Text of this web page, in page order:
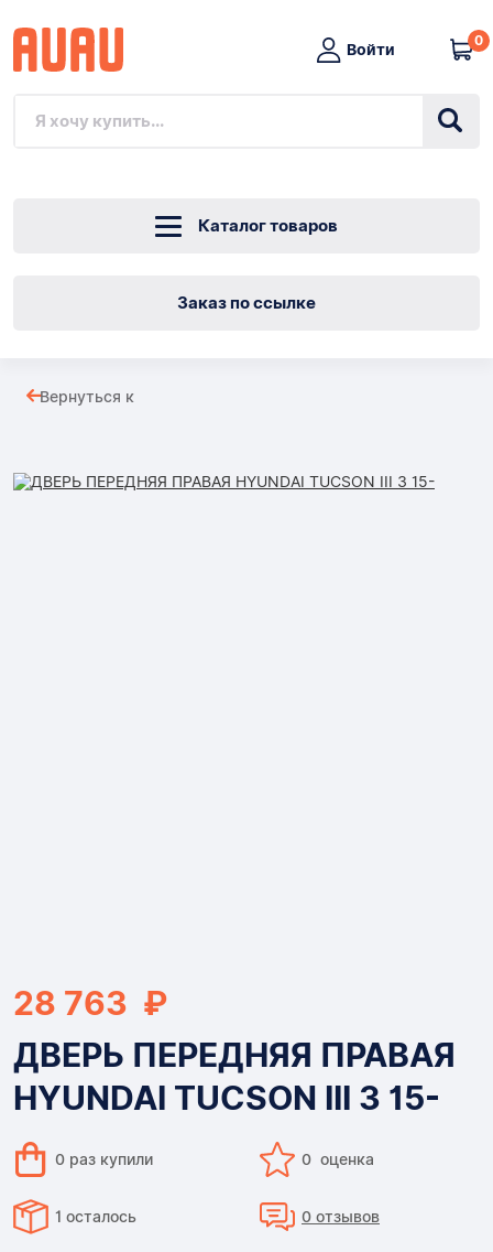
Войти
0
Каталог товаров
Заказ по ссылке
ПРАВАЯ
Вернуться к
28 763 ₽
ДВЕРЬ ПЕРЕДНЯЯ ПРАВАЯ
HYUNDAI TUCSON III 3 15-
0 раз купили 0 оценка
1 осталось 0 отзывов